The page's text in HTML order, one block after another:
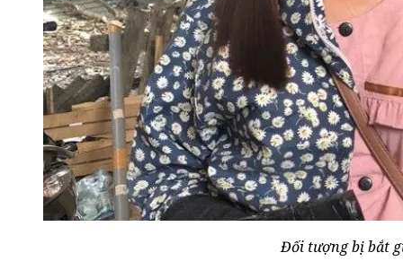
Đối tượng bị bắt